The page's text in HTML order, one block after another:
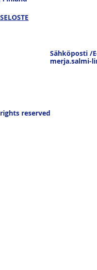
Sähköposti /
merja.salmi-
reserved